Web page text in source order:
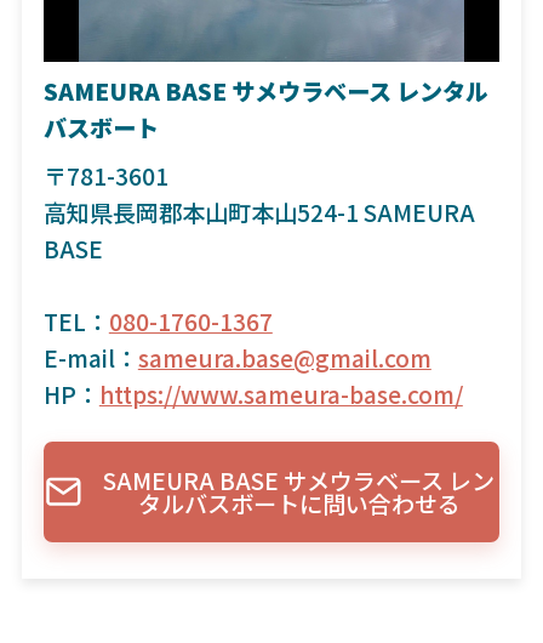
SAMEURA BASE サメウラベース レンタル
バスボート
〒781-3601
高知県長岡郡本山町本山524-1 SAMEURA
BASE
TEL： 080-1760-1367
E-mail： sameura.base@gmail.com
HP： https://www.sameura-base.com/
SAMEURA BASE サメウラベース レン
タルバスボートに問い合わせる